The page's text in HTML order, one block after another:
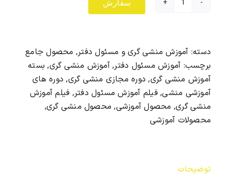
بسته
غیر
حضوری
آموزش
منشی
گری
و
سفارش
دسته: آموزش منشی گری و مسئول دفتر, محصول جامع
برچسب: آموزش مسئول دفتر,آموزش منشی گری, بسته
آموزش منشی گری, دوره مجازی منشی گری, دوره های
آموزشی منشی,فیلم آموزش مسئول دفتر, فیلم آموزش
منشی گری, محصول آموزشی, محصول منشی گری,
محصولات آموزشی
توضیحات